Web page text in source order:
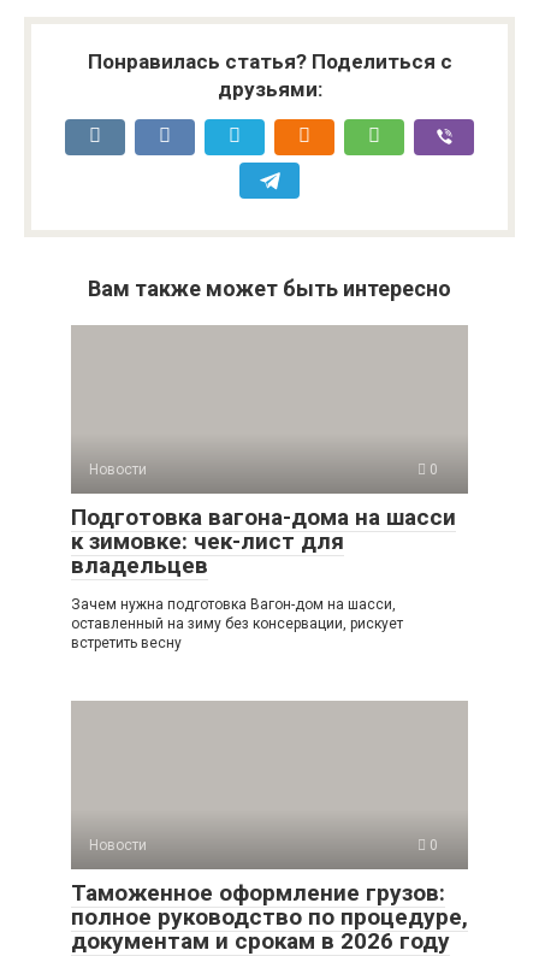
Понравилась статья? Поделиться с
друзьями:
Вам также может быть интересно
Новости 0
Подготовка вагона-дома на шасси
к зимовке: чек-лист для
владельцев
Зачем нужна подготовка Вагон-дом на шасси,
оставленный на зиму без консервации, рискует
встретить весну
Новости 0
Таможенное оформление грузов:
полное руководство по процедуре,
документам и срокам в 2026 году